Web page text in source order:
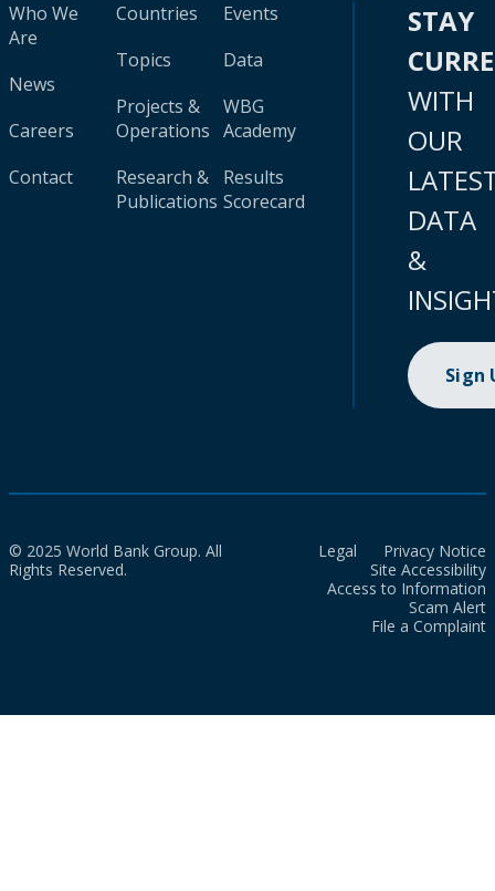
Who We
Are
News
Careers
Contact
Countries
Topics
Projects &
Operations
Research &
Publications
Events
Data
WBG
Academy
Results
Scorecard
STAY
WITH
OUR
DATA
&
Sign
© 2025 World Bank Group. All
Rights Reserved.
Legal
Privacy Notice
Site Accessibility
Access to Information
Scam Alert
File a Complaint